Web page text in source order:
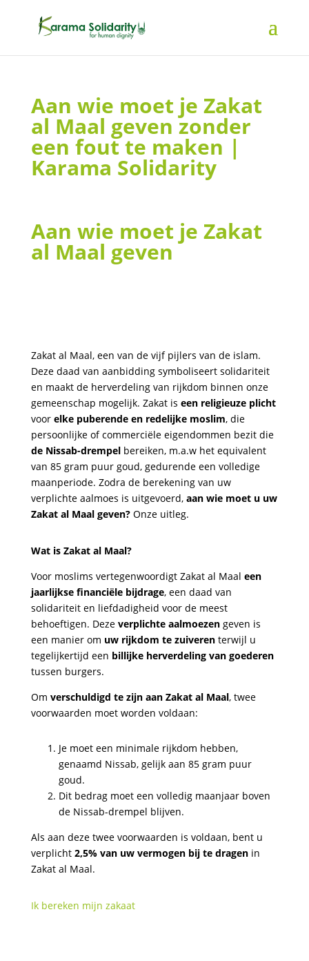
Aan wie moet je Zakat
al Maal geven zonder
een fout te maken |
Karama Solidarity
Aan wie moet je Zakat
al Maal geven
Zakat al Maal, een van de vijf pijlers van de islam.
Deze daad van aanbidding symboliseert solidariteit
en maakt de herverdeling van rijkdom binnen onze
gemeenschap mogelijk. Zakat is een religieuze plicht
voor elke puberende en redelijke moslim, die
persoonlijke of commerciële eigendommen bezit die
de Nissab-drempelbereiken, m.a.w het equivalent
van 85 gram puur goud, gedurende een volledige
maanperiode. Zodra de berekening van uw
verplichte aalmoes is uitgevoerd, aan wie moet u uw
Zakat al Maal geven?Onze uitleg.
Wat is Zakat al Maal?
Voor moslims vertegenwoordigt Zakat al Maal een
jaarlijkse financiële bijdrage, een daad van
solidariteit en liefdadigheid voor de meest
behoeftigen. Deze verplichte aalmoezengeven is
een manier om uw rijkdom te zuiverenterwijl u
tegelijkertijd een billijke herverdeling van goederen
tussen burgers.
Om verschuldigd te zijn aan Zakat al Maal, twee
voorwaarden moet worden voldaan:
Je moet een minimale rijkdom hebben,
genaamd Nissab, gelijk aan 85 gram puur
goud.
Dit bedrag moet een volledig maanjaar boven
de Nissab-drempel blijven.
Als aan deze twee voorwaarden is voldaan, bent u
verplicht 2,5% van uw vermogen bij te dragenin
Zakat al Maal.
Ik bereken mijn zakaat